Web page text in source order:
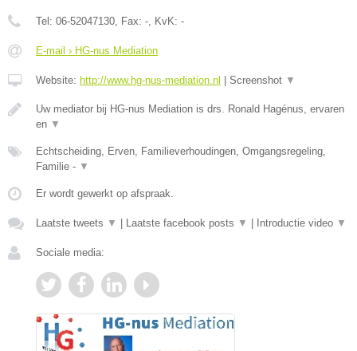
Tel: 06-52047130, Fax: -, KvK: -
E-mail › HG-nus Mediation
Website: http://www.hg-nus-mediation.nl Screenshot ▼
Uw mediator bij HG-nus Mediation is drs. Ronald Hagénus, ervaren
en ▼
Echtscheiding, Erven, Familieverhoudingen, Omgangsregeling,
Familie - ▼
Er wordt gewerkt op afspraak.
Laatste tweets ▼ Laatste facebook posts ▼ Introductie video ▼
Sociale media: